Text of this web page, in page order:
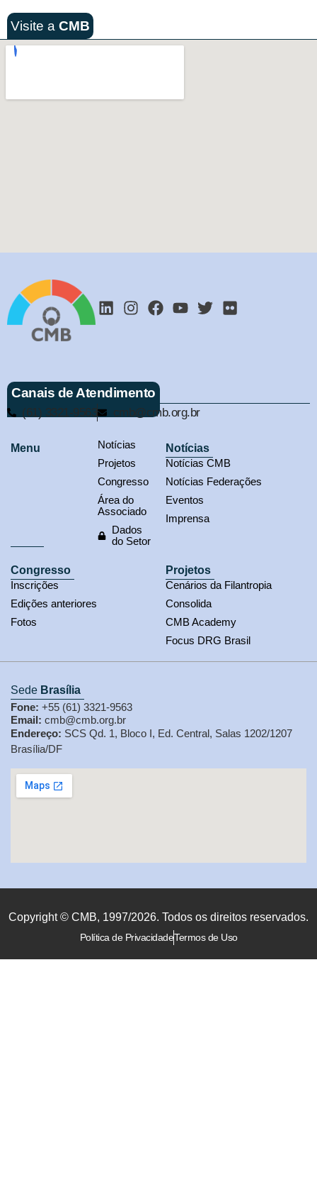
Visite a CMB
Canais de Atendimento
(61) 3321-9563 cmb@cmb.org.br
Menu
Notícias
Projetos
Congresso
Área do
Associado
Dados
do Setor
Notícias
Notícias CMB
Notícias Federações
Eventos
Imprensa
Congresso
Inscrições
Edições anteriores
Fotos
Projetos
Cenários da Filantropia
Consolida
CMB Academy
Focus DRG Brasil
Sede Brasília
Fone: +55 (61) 3321-9563
Email: cmb@cmb.org.br
Endereço: SCS Qd. 1, Bloco I, Ed. Central, Salas 1202/1207
Brasília/DF
Copyright © CMB, 1997/2026. Todos os direitos reservados.
Política de PrivacidadeTermos de Uso